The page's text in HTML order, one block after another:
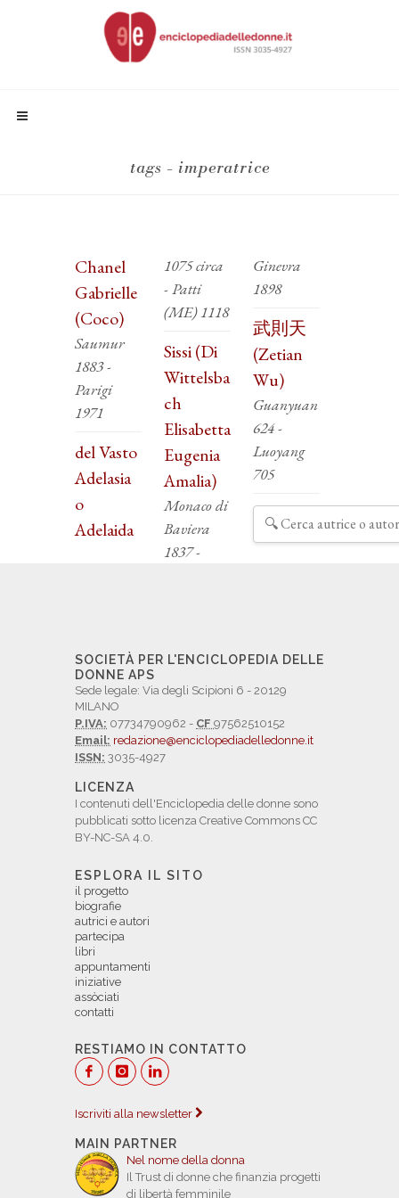
tags - imperatrice
Chanel
Gabrielle
(Coco)
Saumur
1883 -
Parigi
1971
del Vasto
Adelasia
o
Adelaida
1075 circa
- Patti
(ME) 1118
Sissi (Di
Wittelsba
ch
Elisabetta
Eugenia
Amalia)
Monaco di
Baviera
1837 -
Ginevra
1898
武則天
(Zetian
Wu)
Guanyuan
624 -
Luoyang
705
SOCIETÀ PER L'ENCICLOPEDIA DELLE
DONNE APS
Sede legale: Via degli Scipioni 6 - 20129
MILANO
P.IVA: 07734790962 - CF 97562510152
Email: redazione@enciclopediadelledonne.it
ISSN: 3035-4927
LICENZA
I contenuti dell'Enciclopedia delle donne sono
pubblicati sotto licenza Creative Commons CC
BY-NC-SA 4.0.
ESPLORA IL SITO
il progetto
biografie
autrici e autori
partecipa
libri
appuntamenti
iniziative
assòciati
contatti
RESTIAMO IN CONTATTO
Iscriviti alla newsletter
MAIN PARTNER
Nel nome della donna
Il Trust di donne che finanzia progetti
di libertà femminile